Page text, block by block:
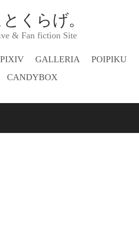
くらげ。
& Fan fiction Site
PIXIV GALLERIA
POIPIKU
CANDYBOX